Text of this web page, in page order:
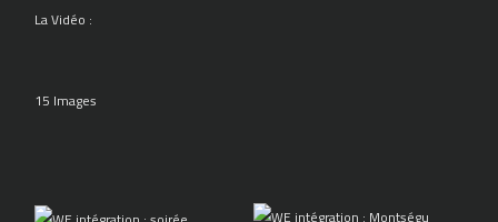
La Vidéo :
15 Images